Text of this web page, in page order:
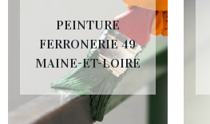
PEINTURE
FERRONERIE 49
MAINE-ET-LOIRE